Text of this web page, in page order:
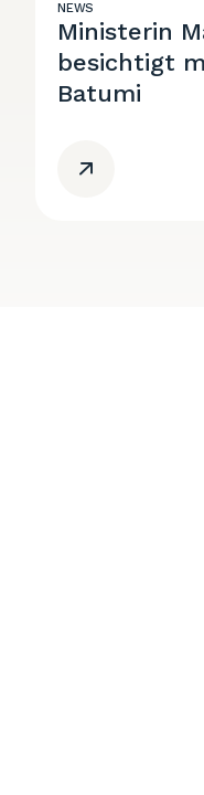
NEWS
Ministerin
besichtigt
Batumi